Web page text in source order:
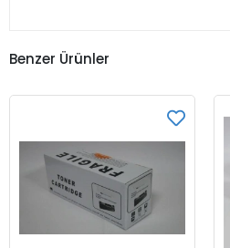
Benzer Ürünler